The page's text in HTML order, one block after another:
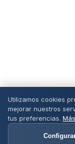
Utilizamos cookies
mejorar nuestros
tus preferencias.